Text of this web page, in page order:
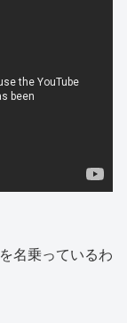
を名乗っているわ